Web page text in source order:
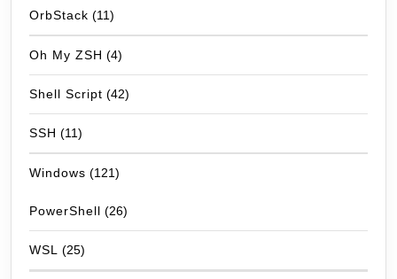
OrbStack (11)
Oh My ZSH (4)
Shell Script (42)
SSH (11)
Windows (121)
PowerShell (26)
WSL (25)